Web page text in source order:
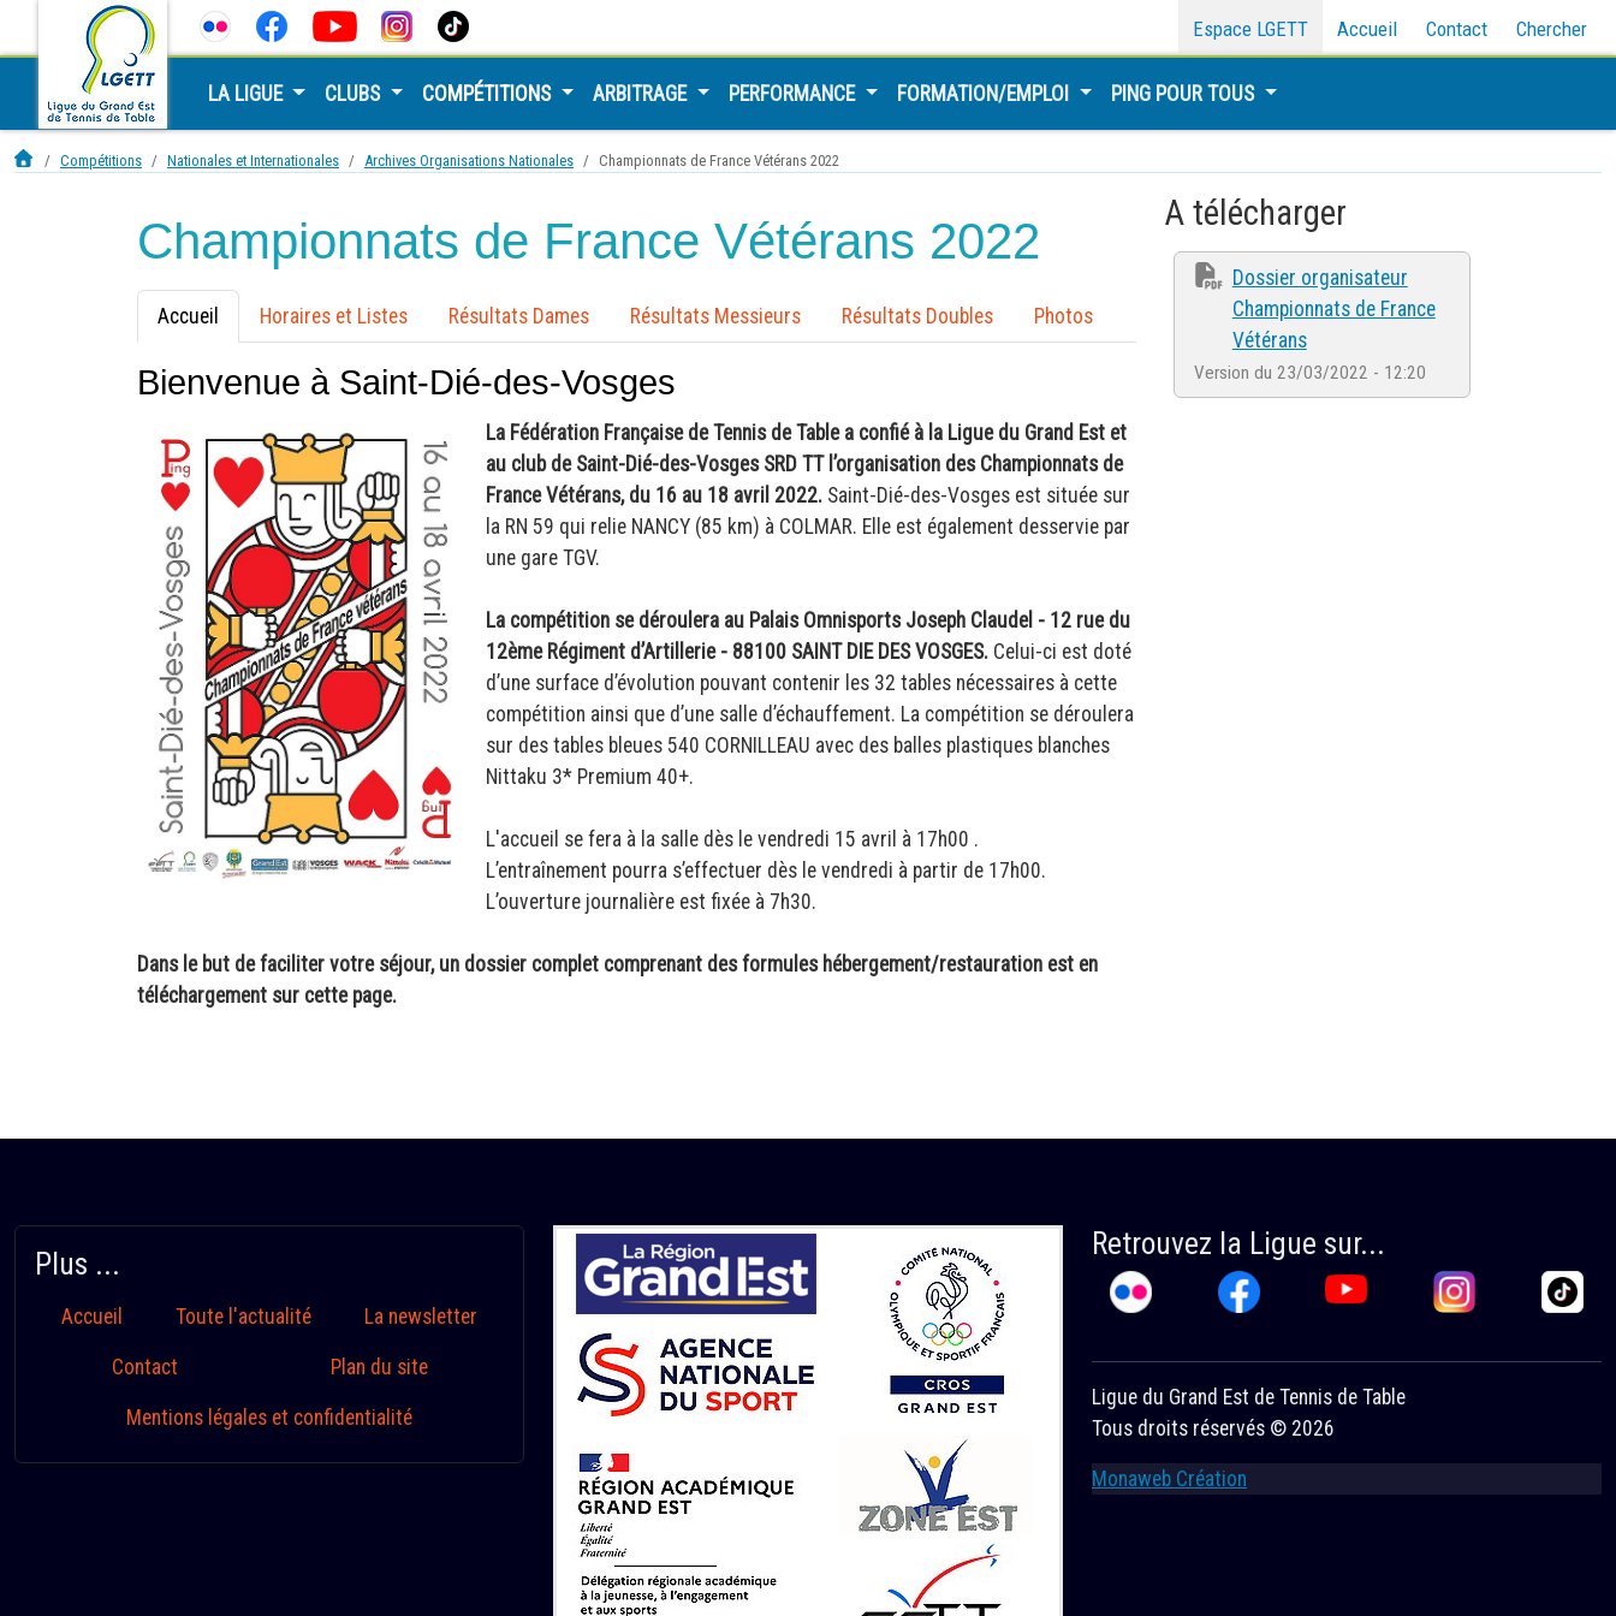
Espace LGETT Accueil Contact Chercher
LA LIGUE CLUBS COMPÉTITIONS ARBITRAGE PERFORMANCE FORMATION/EMPLOI PING POUR TOUS
Compétitions Nationales et Internationales Archives Organisations Nationales Championnats de France Vétérans 2022
Championnats de France Vétérans 2022
Accueil Horaires et Listes Résultats Dames Résultats Messieurs Résultats Doubles Photos
Bienvenue à Saint-Dié-des-Vosges
La Fédération Française de Tennis de Table a confié à la Ligue du Grand Est et
au club de Saint-Dié-des-Vosges SRD TT l’organisation des Championnats de
France Vétérans, du 16 au 18 avril 2022. Saint-Dié-des-Vosges est située sur
la RN 59 qui relie NANCY (85 km) à COLMAR. Elle est également desservie par
une gare TGV.
La compétition se déroulera au Palais Omnisports Joseph Claudel - 12 rue du
12ème Régiment d’Artillerie - 88100 SAINT DIE DES VOSGES. Celui-ci est doté
d’une surface d’évolution pouvant contenir les 32 tables nécessaires à cette
compétition ainsi que d’une salle d’échauffement. La compétition se déroulera
sur des tables bleues 540 CORNILLEAU avec des balles plastiques blanches
Nittaku 3* Premium 40+.
L'accueil se fera à la salle dès le vendredi 15 avril à 17h00 .
L’entraînement pourra s’effectuer dès le vendredi à partir de 17h00.
L’ouverture journalière est fixée à 7h30.
Dans le but de faciliter votre séjour, un dossier complet comprenant des formules hébergement/restauration est en
téléchargement sur cette page.
A télécharger
Dossier organisateur
Championnats de France
Vétérans
Version du 23/03/2022 - 12:20
Plus ...
Accueil Toute l'actualité La newsletter
Contact Plan du site
Mentions légales et confidentialité
Retrouvez la Ligue sur...
Ligue du Grand Est de Tennis de Table
Tous droits réservés © 2026
Monaweb Création